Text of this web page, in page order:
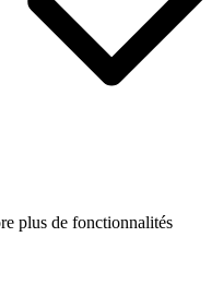
plus de fonctionnalités